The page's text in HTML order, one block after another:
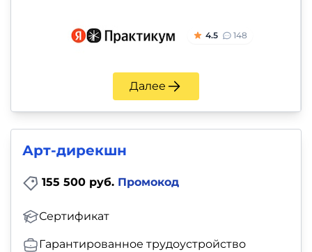
4.5 148
Далее
Арт-дирекшн
155 500 руб. Промокод
Сертификат
Гарантированное трудоустройство